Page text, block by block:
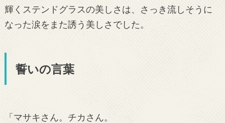
輝くステンドグラスの美しさは、さっき流しそうに
なった涙をまた誘う美しさでした。
誓いの言葉
「マサキさん。チカさん。